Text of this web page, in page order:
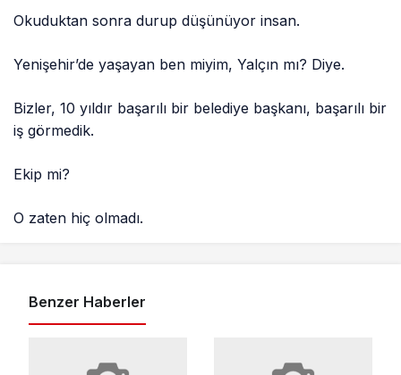
Okuduktan sonra durup düşünüyor insan.
Yenişehir’de yaşayan ben miyim, Yalçın mı? Diye.
Bizler, 10 yıldır başarılı bir belediye başkanı, başarılı bir
iş görmedik.
Ekip mi?
O zaten hiç olmadı.
Benzer Haberler